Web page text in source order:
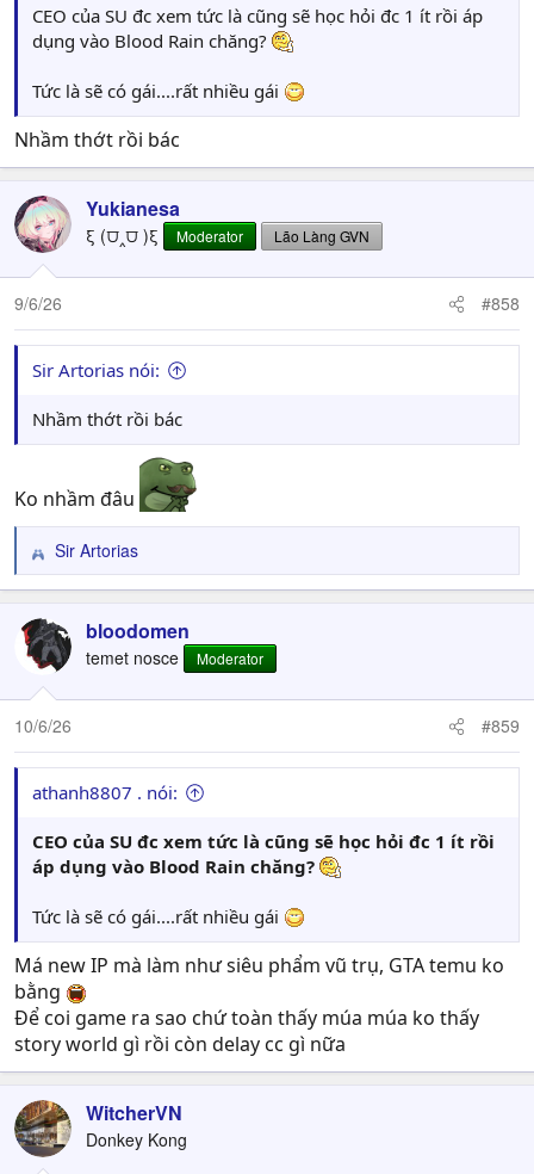
CEO của SU đc xem tức là cũng sẽ học hỏi đc 1 ít rồi áp
dụng vào Blood Rain chăng?
Tức là sẽ có gái....rất nhiều gái
Nhầm thớt rồi bác
Yukianesa
ξ (⩌‸⩌ )ξ Moderator Lão Làng GVN
9/6/26 #858
Sir Artorias nói:
Nhầm thớt rồi bác
Ko nhầm đâu
R
e
c
t
o
n
:
Sir Artorias
bloodomen
temet nosce Moderator
10/6/26 #859
athanh8807 . nói:
CEO của SU đc xem tức là cũng sẽ học hỏi đc 1 ít rồi
áp dụng vào Blood Rain chăng?
Tức là sẽ có gái....rất nhiều gái
Má new IP mà làm như siêu phẩm vũ trụ, GTA temu ko
bằng
Để coi game ra sao chứ toàn thấy múa múa ko thấy
story world gì rồi còn delay cc gì nữa
WitcherVN
Donkey Kong